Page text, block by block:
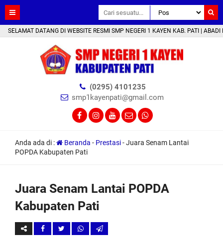
DATANG DI WEBSITE RESMI SMP NEGERI 1 KAYEN KAB. PATI | ABADI
(0295) 4101235
smp1kayenpati@gmail.com
Anda ada di : Beranda - Prestasi-Juara Senam Lantai
POPDA Kabupaten Pati
Juara Senam Lantai POPDA
Kabupaten Pati